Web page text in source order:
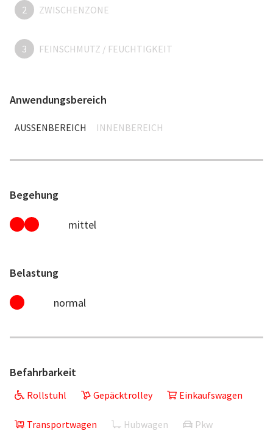
2 ZWISCHENZONE
3 FEINSCHMUTZ / FEUCHTIGKEIT
Anwendungsbereich
AUSSENBEREICH INNENBEREICH
Begehung
mittel
Belastung
normal
Befahrbarkeit
Rollstuhl Gepäcktrolley Einkaufswagen
Transportwagen Hubwagen Pkw